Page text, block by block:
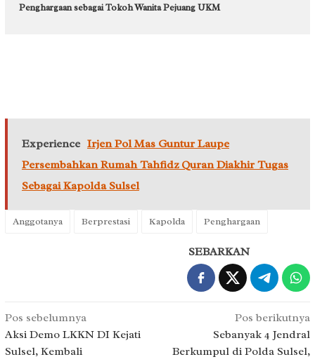
Penghargaan sebagai Tokoh Wanita Pejuang UKM
Experience Irjen Pol Mas Guntur Laupe
Persembahkan Rumah Tahfidz Quran Diakhir Tugas
Sebagai Kapolda Sulsel
Anggotanya Berprestasi Kapolda Penghargaan
SEBARKAN
Navigasi
pos
Pos sebelumnya
Aksi Demo LKKN DI Kejati
Sulsel, Kembali
Pos berikutnya
Sebanyak 4 Jendral
Berkumpul di Polda Sulsel,